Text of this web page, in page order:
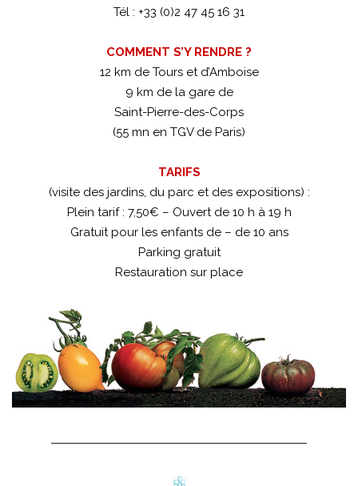
Tél : +33 (0)2 47 45 16 31
COMMENT S’Y RENDRE ?
12 km de Tours et d’Amboise
9 km de la gare de
Saint-Pierre-des-Corps
(55 mn en TGV de Paris)
TARIFS
(visite des jardins, du parc et des expositions) :
Plein tarif : 7,50€ – Ouvert de 10 h à 19 h
Gratuit pour les enfants de – de 10 ans
Parking gratuit
Restauration sur place